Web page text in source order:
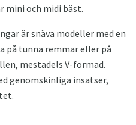
mini och midi bäst.
är snäva modeller med en
på tunna remmar eller på
mestadels V-formad.
genomskinliga insatser,